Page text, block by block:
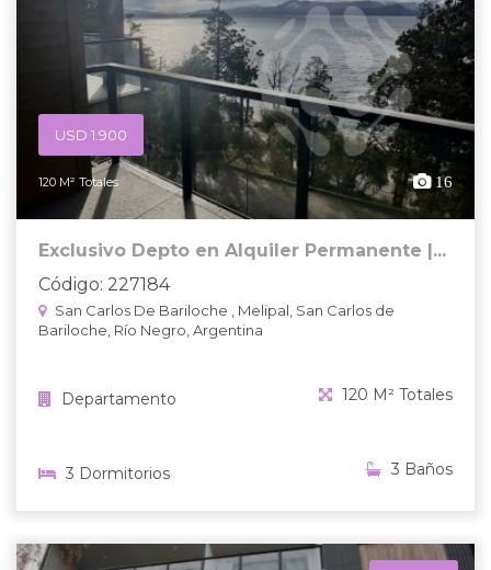
USD 1.900
120 M² Totales 16
Exclusivo Depto en Alquiler Permanente |...
Código: 227184
San Carlos De Bariloche , Melipal, San Carlos de
Bariloche, Río Negro, Argentina
Departamento 120 M² Totales
3 Dormitorios 3 Baños